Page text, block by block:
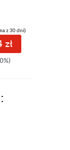
z 30 dni)
zł